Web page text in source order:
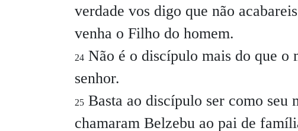
verdade vos digo que não
venha o Filho do homem.
24 Não é o discípulo mais do que o
senhor.
25 Basta ao discípulo ser como seu
chamaram Belzebu ao pai de